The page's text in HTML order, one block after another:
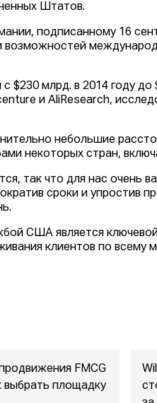
Штатов.
подписанному 16
возможностей
$230 млрд. в 2014 году до
и AliResearch,
небольшие
некоторых стран,
так что для нас очень
сроки и упростив
США является
клиентов по всему
FMCG
выбрать площадку